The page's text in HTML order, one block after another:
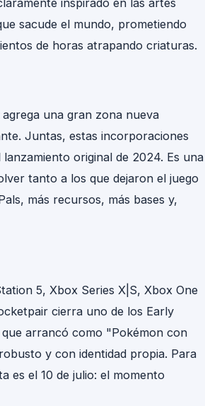
inspirado en las artes
sacude el mundo, prometiendo
de horas atrapando criaturas.
una gran zona nueva
Juntas, estas incorporaciones
original de 2024. Es una
tanto a los que dejaron el juego
más recursos, más bases y,
5, Xbox Series X|S, Xbox One
cierra uno de los Early
arrancó como "Pokémon con
y con identidad propia. Para
es el 10 de julio: el momento